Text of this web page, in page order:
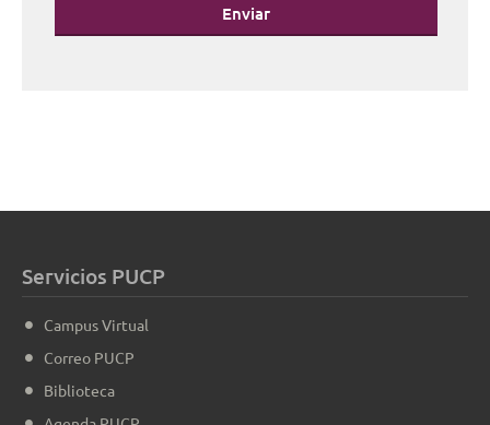
Enviar
Servicios PUCP
Campus Virtual
Correo PUCP
Biblioteca